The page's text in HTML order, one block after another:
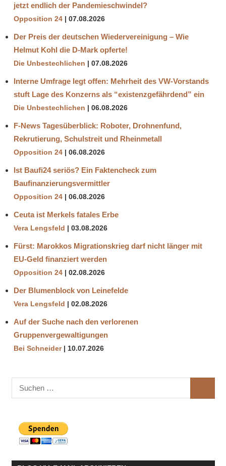
jetzt endlich der Pandemieschwindel?
Opposition 24 07.08.2026
Der Preis der deutschen Wiedervereinigung – Wie
Helmut Kohl die D‑Mark opferte!
Die Unbestechlichen 07.08.2026
Interne Umfrage legt offen: Mehrheit des VW-Vorstands
stuft Lage des Konzerns als “existenzgefährdend” ein
Die Unbestechlichen 06.08.2026
F-News Tagesüberblick: Roboter, Drohnenfund,
Rekrutierung, Schulstreit und Rheinmetall
Opposition 24 06.08.2026
Ist Baufi24 seriös? Ein Faktencheck zum
Baufinanzierungsvermittler
Opposition 24 06.08.2026
Ceuta ist Merkels fatales Erbe
Vera Lengsfeld 03.08.2026
Fürst: Marokkos Migrationskrieg darf nicht länger mit
EU-Geld finanziert werden
Opposition 24 02.08.2026
Der Blumenblock von Leinefelde
Vera Lengsfeld 02.08.2026
Auf der Suche nach den verlorenen
Gruppenvergewaltigungen
Bei Schneider 10.07.2026
Suchen
nach: